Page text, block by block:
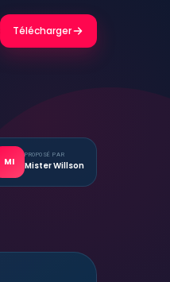
Télécharger
MI
PROPOSÉ PAR
Mister Willson